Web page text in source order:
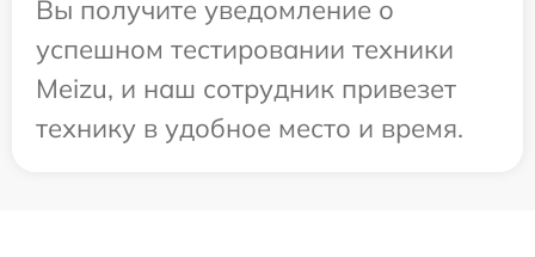
Вы получите уведомление о
успешном тестировании техники
Meizu, и наш сотрудник привезет
технику в удобное место и время.